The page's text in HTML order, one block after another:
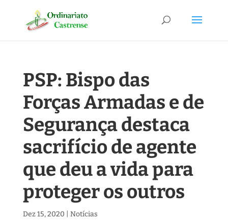
PSP: Bispo das
Forças Armadas e de
Segurança destaca
sacrifício de agente
que deu a vida para
proteger os outros
Dez 15, 2020 Notícias